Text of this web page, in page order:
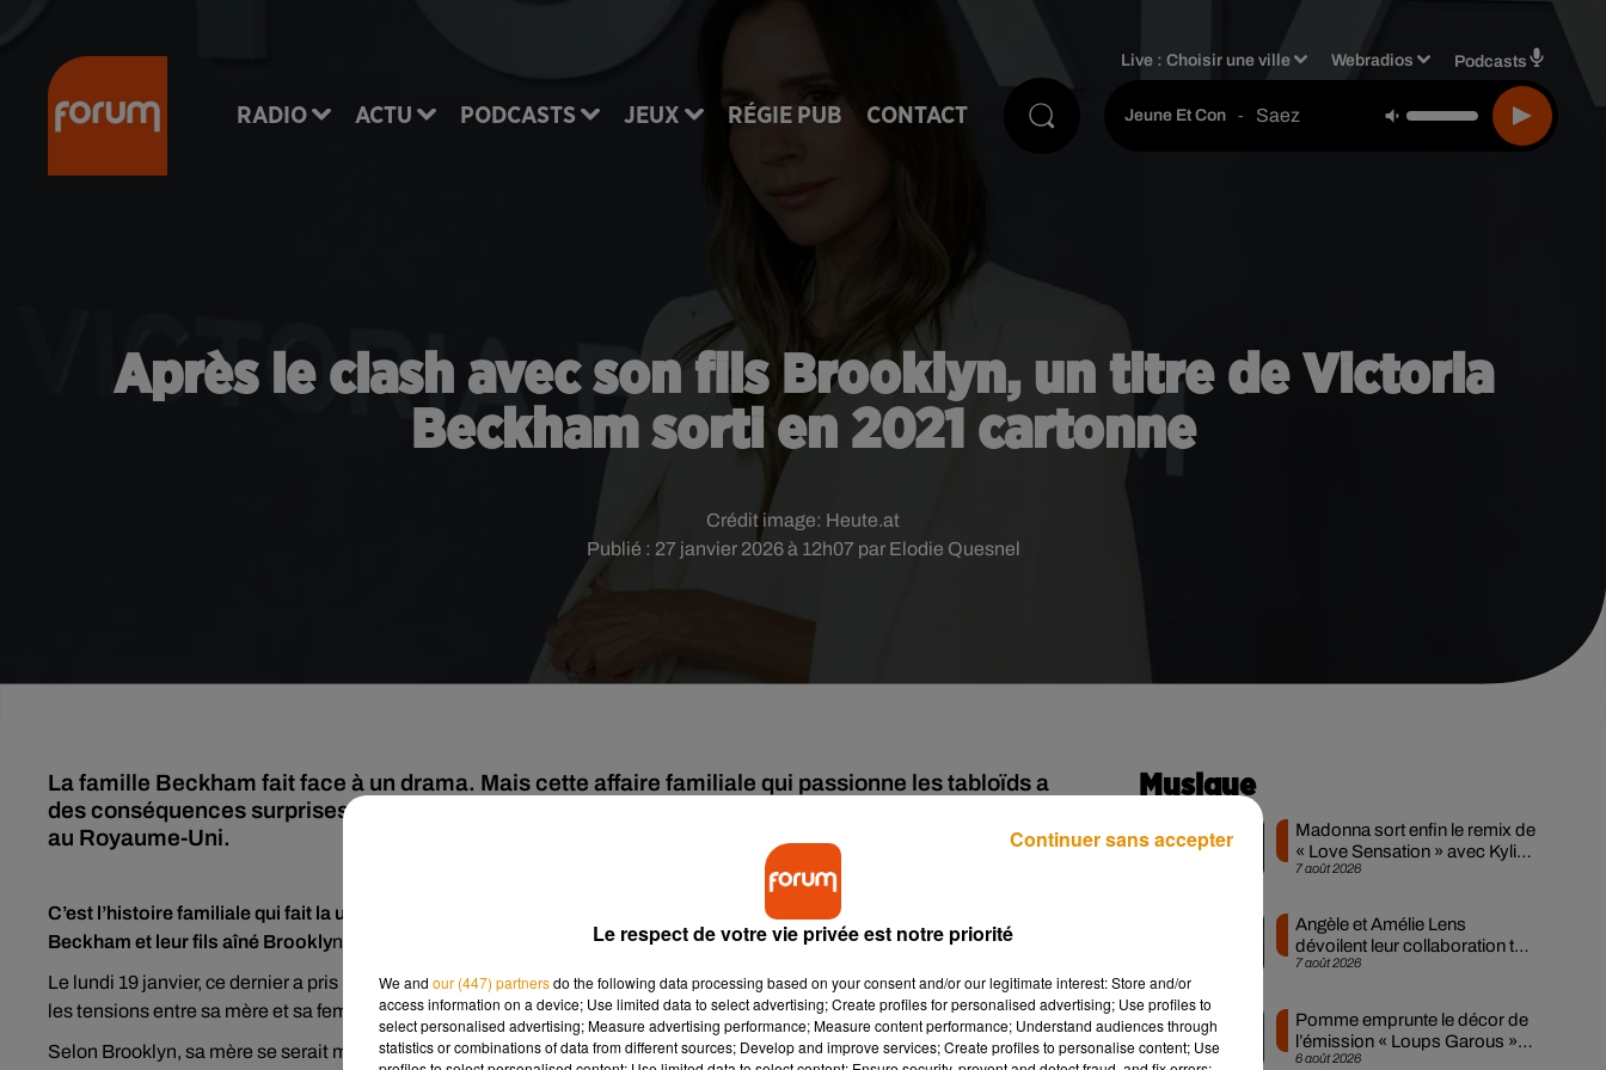
RADIO ACTU PODCASTS JEUX RÉGIE PUB CONTACT
Live :Choisir une ville Webradios Podcasts
Jeune Et Con - Saez
Après le clash avec son fils Brooklyn, un titre de Victoria
Beckham sorti en 2021 cartonne
Publié : 27 janvier 2026 à 12h07 par Elodie Quesnel
Crédit image: Heute.at
La famille Beckham fait face à un drama. Mais cette affaire familiale qui passionne les tabloïds a
des conséquences surprises : un tube de Victoria Beckham, sorti en 2001 cartonne dans les charts
au Royaume-Uni.
C’est l’histoire familiale qui fait la une de tous les tabloïds . Depuis plusieurs mois, les tensions sont vives entre
Beckham et leur fils aîné Brooklyn, depuis son mariage avec Nicola Peltz.
Le lundi 19 janvier, ce dernier a pris la parole pour mettre fin aux différentes rumeurs et donner sa version des faits concernant
les tensions entre sa mère et sa femme.
Selon Brooklyn, sa mère se serait mal comportée lors de son mariage, notamment en annulant à la dernière minute la
Musique
7 août 2026
Madonna sort enfin le remix de
« Love Sensation » avec Kylie
Minogue
7 août 2026
Angèle et Amélie Lens
dévoilent leur collaboration tant
attendue
6 août 2026
Pomme emprunte le décor de
l’émission « Loups Garous »
pour son...
Le respect de votre vie privée est notre priorité
We and our (447) partnersdo the following data processing based on your consent and/or our legitimate interest: Store and/or
access information on a device; Use limited data to select advertising; Create profiles for personalised advertising; Use profiles to
select personalised advertising; Measure advertising performance; Measure content performance; Understand audiences through
statistics or combinations of data from different sources; Develop and improve services; Create profiles to personalise content; Use
Continuer sans accepter